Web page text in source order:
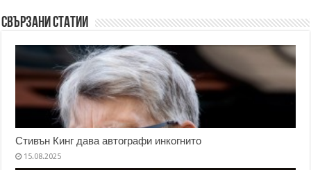
Свързани статии
Стивън Кинг дава автографи инкогнито
15.08.2025